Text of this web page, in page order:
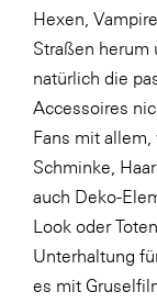
Die
MTH
OMV
OptimaMed
PAGRO
PHH
Primark
Salesforce
Hexen,
Straßen herum
natürlich die
Accessoires
Fans mit
Schminke,
auch Deko-
Look oder
Unterhaltung
es mit